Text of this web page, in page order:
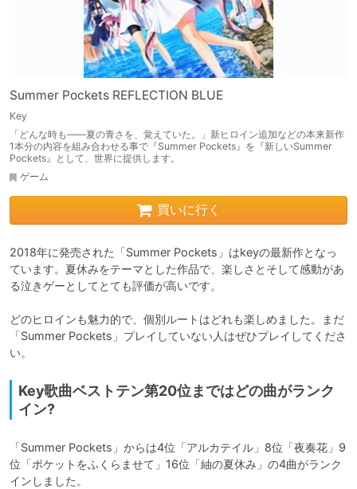
Summer Pockets REFLECTION BLUE
Key
「どんな時も――夏の青さを、覚えていた。」新ヒロイン追加などの本来新作
1本分の内容を組み合わせる事で『Summer Pockets』を『新しいSummer
Pockets』として、世界に提供します。
ゲーム
買いに行く
2018年に発売された「Summer Pockets」はkeyの最新作となっ
ています。夏休みをテーマとした作品で、楽しさとそして感動があ
る泣きゲーとしてとても評価が高いです。
どのヒロインも魅力的で、個別ルートはどれも楽しめました。まだ
「Summer Pockets」プレイしていない人はぜひプレイしてくださ
い。
Key歌曲ベストテン第20位まではどの曲がランク
イン?
「Summer Pockets」からは4位「アルカテイル」8位「夜奏花」9
位「ポケットをふくらませて」16位「紬の夏休み」の4曲がランク
インしました。